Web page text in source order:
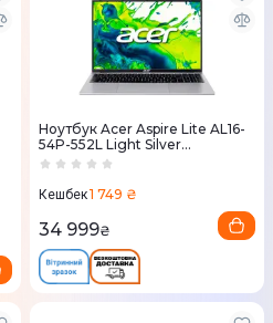
Ноутбук Acer Aspire Lite AL16-
54P-552L Light Silver
(NX.DK6EU.003)
Кешбек1 749 ₴
34 999₴